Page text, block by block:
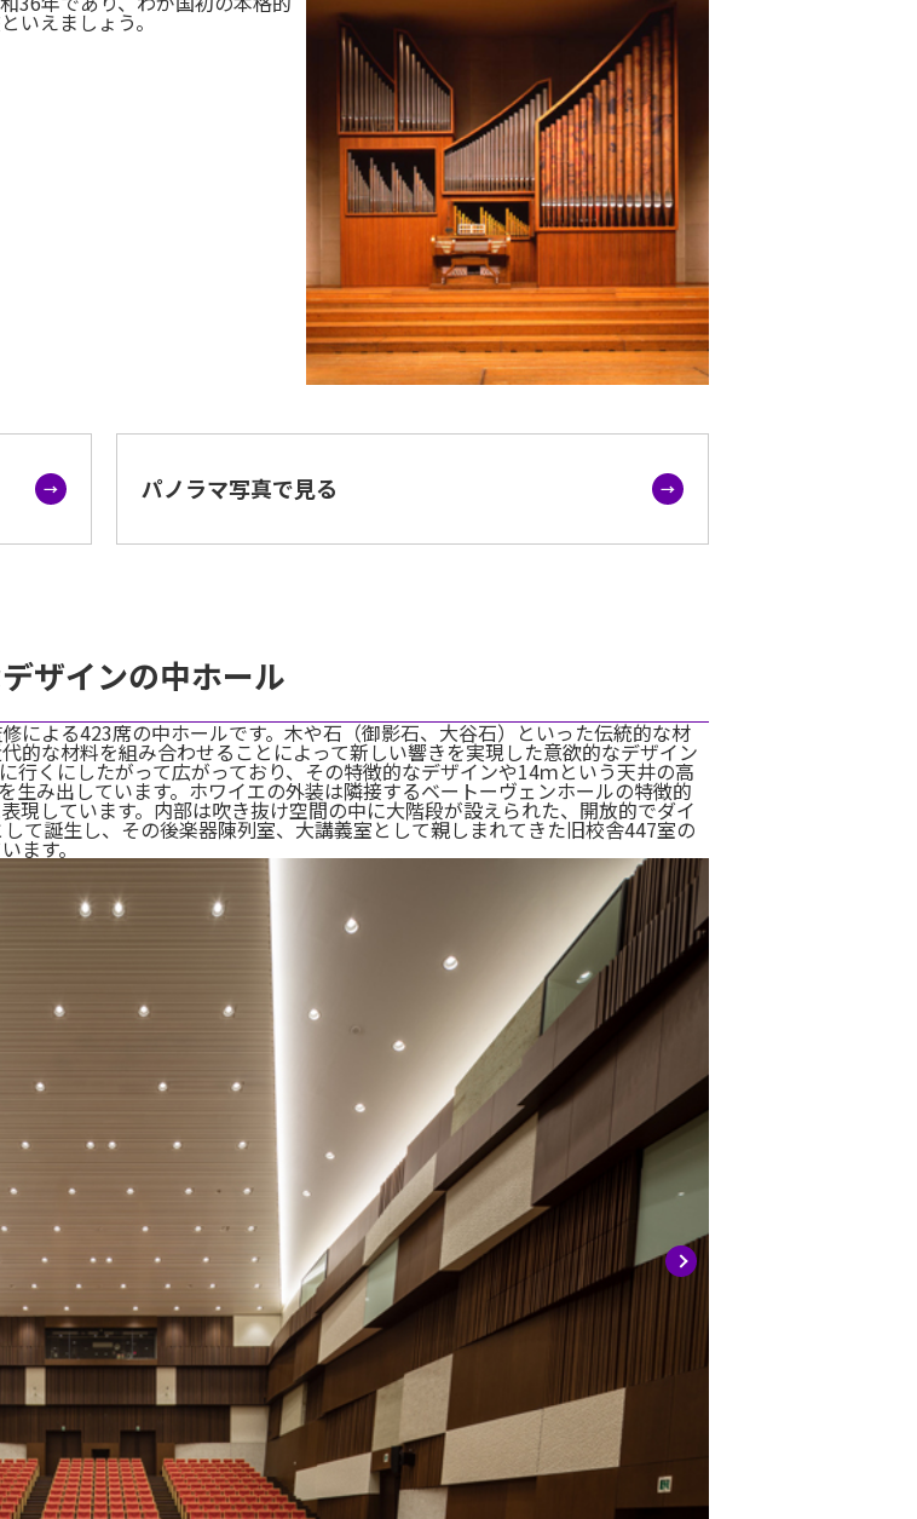
いえましょう。
パノラマ写真で見る
ザインの中ホール
による423席の中ホールです。木や石（御影石、大谷石）といった伝統的な材
的な材料を組み合わせることによって新しい響きを実現した意欲的なデザイン
行くにしたがって広がっており、その特徴的なデザインや14ｍという天井の高
生み出しています。ホワイエの外装は隣接するベートーヴェンホールの特徴的
現しています。内部は吹き抜け空間の中に大階段が設えられた、開放的でダイ
て誕生し、その後楽器陳列室、大講義室として親しまれてきた旧校舎447室の
ます。